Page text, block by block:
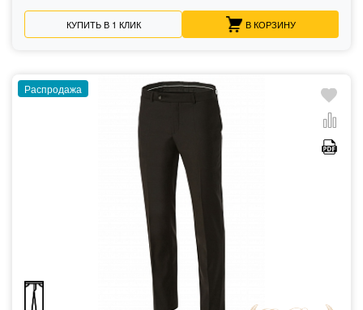
КУПИТЬ В 1 КЛИК В КОРЗИНУ
Распродажа